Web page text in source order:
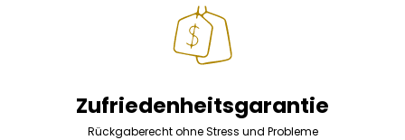
Zufriedenheitsgarantie
Rückgaberecht ohne Stress und Probleme